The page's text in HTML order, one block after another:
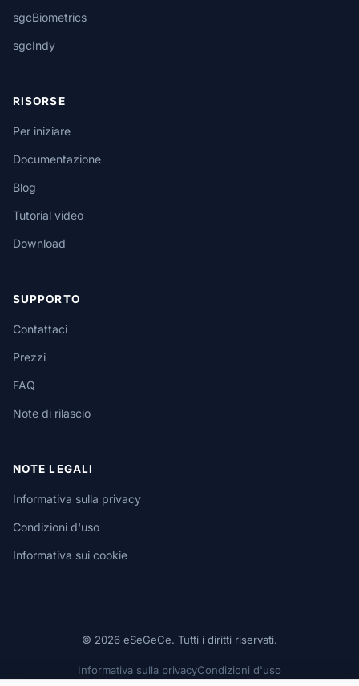
sgcBiometrics
sgcIndy
RISORSE
Per iniziare
Documentazione
Blog
Tutorial video
Download
SUPPORTO
Contattaci
Prezzi
FAQ
Note di rilascio
NOTE LEGALI
Informativa sulla privacy
Condizioni d'uso
Informativa sui cookie
© 2026 eSeGeCe. Tutti i diritti riservati.
Informativa sulla privacyCondizioni d'uso